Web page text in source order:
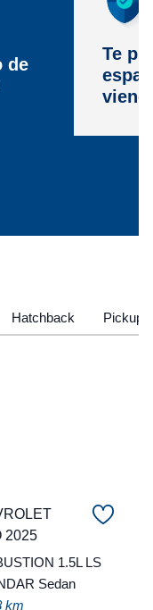
de
Te
Hatchback Pickup
2025
1.5L LS
Sedan
km